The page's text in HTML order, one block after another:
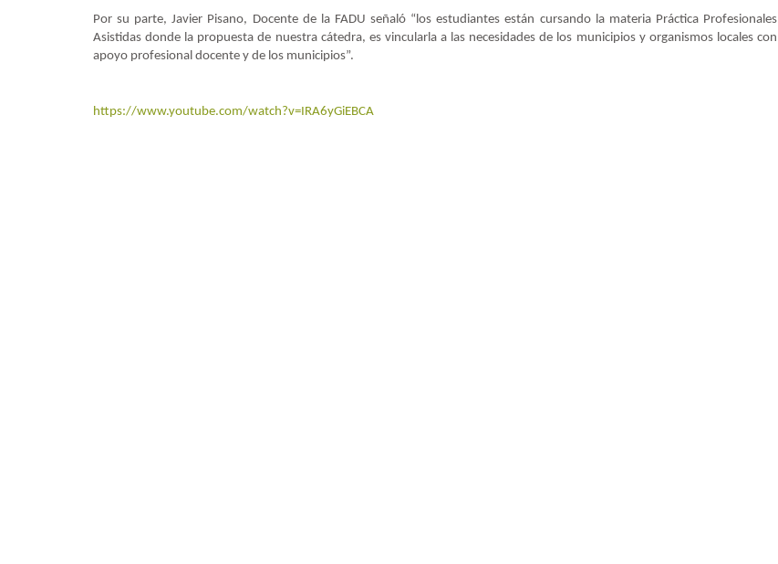
Por su parte, Javier Pisano, Docente de la FADU señaló “los estudiantes están cursando la materia Práctica Profesionales
Asistidas donde la propuesta de nuestra cátedra, es vincularla a las necesidades de los municipios y organismos locales con
apoyo profesional docente y de los municipios”.
https://www.youtube.com/watch?v=IRA6yGiEBCA